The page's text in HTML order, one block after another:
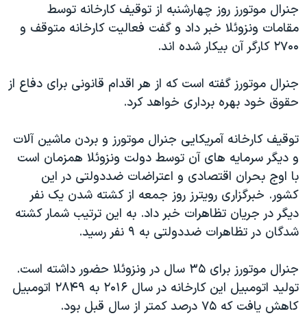
اسرائیل در جنگ
نرگس محمدی برنده جایزه نوبل صلح
صفحه‌های ویژه
سفر پرزیدنت ترامپ به چین
جنرال موتورز روز چهارشنبه از توقیف کارخانه توسط
مقامات ونزوئلا خبر داد و گفت فعالیت کارخانه متوقف و
۲۷۰۰ کارگر آن بیکار شده اند.
جنرال موتورز گفته است که از هر اقدام قانونی برای دفاع از
حقوق خود بهره برداری خواهد کرد.
توقیف کارخانه آمریکایی جنرال موتورز و بردن ماشین آلات
و دیگر سرمایه های آن توسط دولت ونزوئلا همزمان است
با اوج بحران اقتصادی و اعتراضات ضددولتی در این
کشور. خبرگزاری رویترز روز جمعه از کشته شدن یک نفر
دیگر در جریان تظاهرات خبر داد. به این ترتیب شمار کشته
شدگان در تظاهرات ضددولتی به ۹ نفر رسید.
جنرال موتورز برای ۳۵ سال در ونزوئلا حضور داشته است.
تولید اتومبیل این کارخانه در سال ۲۰۱۶ به ۲۸۴۹ اتومبیل
کاهش یافت که ۷۵ درصد کمتر از سال قبل بود.